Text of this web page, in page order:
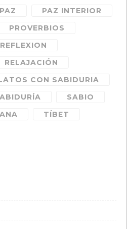
PAZ
PAZ INTERIOR
PROVERBIOS
REFLEXION
RELAJACIÓN
CON SABIDURIA
SABIO
TÍBET